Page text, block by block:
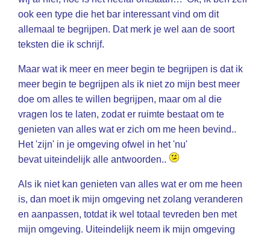
ook een type die het bar interessant vind om dit
allemaal te begrijpen. Dat merk je wel aan de soort
teksten die ik schrijf.
Maar wat ik meer en meer begin te begrijpen is dat ik
meer begin te begrijpen als ik niet zo mijn best meer
doe om alles te willen begrijpen, maar om al die
vragen los te laten, zodat er ruimte bestaat om te
genieten van alles wat er zich om me heen bevind..
Het 'zijn' in je omgeving ofwel in het 'nu'
bevat uiteindelijk alle antwoorden..
Als ik niet kan genieten van alles wat er om me heen
is, dan moet ik mijn omgeving net zolang veranderen
en aanpassen, totdat ik wel totaal tevreden ben met
mijn omgeving. Uiteindelijk neem ik mijn omgeving